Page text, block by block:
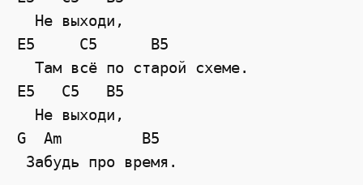
  Не выходи,
E5
C5
B5
  Там всё по старой схеме.
E5
C5
B5
  Не выходи,
G
Am
B5
Забудь про время.